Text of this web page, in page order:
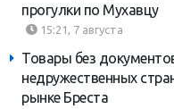
прогулки по Мухавцу
15:21, 7 августа
Товары без
недружественных
рынке Бреста